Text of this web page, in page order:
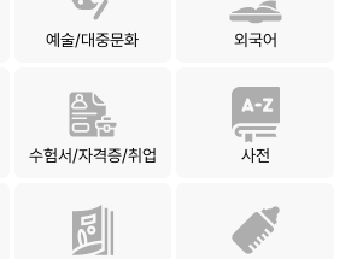
예술/대중문화 외국어
수험서/자격증/취업 사전